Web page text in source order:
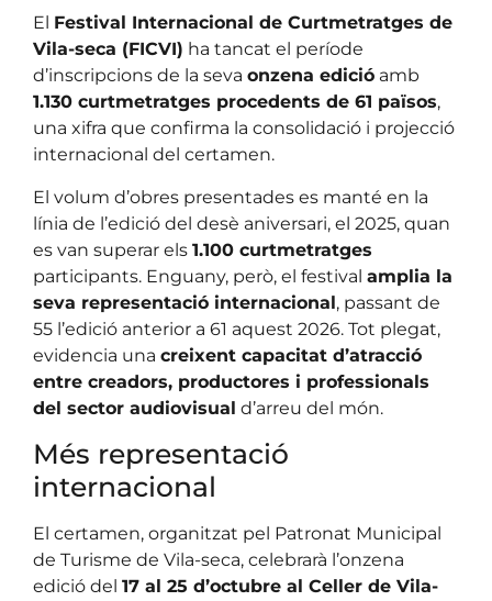
El Festival Internacional de Curtmetratges de
Vila-seca (FICVI) ha tancat el període
d’inscripcions de la seva onzena edició amb
1.130 curtmetratges procedents de 61 països,
una xifra que confirma la consolidació i projecció
internacional del certamen.
El volum d’obres presentades es manté en la
línia de l’edició del desè aniversari, el 2025, quan
es van superar els 1.100 curtmetratges
participants. Enguany, però, el festival amplia la
seva representació internacional, passant de
55 l’edició anterior a 61 aquest 2026. Tot plegat,
evidencia una creixent capacitat d’atracció
entre creadors, productores i professionals
del sector audiovisual d’arreu del món.
Més representació
internacional
El certamen, organitzat pel Patronat Municipal
de Turisme de Vila-seca, celebrarà l’onzena
edició del 17 al 25 d’octubre al Celler de Vila-